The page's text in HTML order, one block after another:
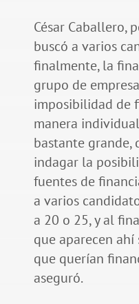
César Caballero,
buscó a varios
finalmente, la
grupo de
imposibilidad de
manera
bastante grande,
indagar la
fuentes de
a varios
a 20 o 25, y al
que aparecen
que querían
aseguró.